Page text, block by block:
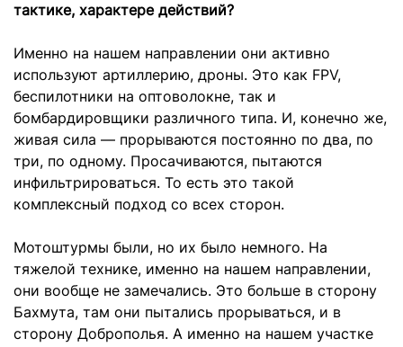
тактике, характере действий?
Именно на нашем направлении они активно
используют артиллерию, дроны. Это как FPV,
беспилотники на оптоволокне, так и
бомбардировщики различного типа. И, конечно же,
живая сила — прорываются постоянно по два, по
три, по одному. Просачиваются, пытаются
инфильтрироваться. То есть это такой
комплексный подход со всех сторон.
Мотоштурмы были, но их было немного. На
тяжелой технике, именно на нашем направлении,
они вообще не замечались. Это больше в сторону
Бахмута, там они пытались прорываться, и в
сторону Доброполья. А именно на нашем участке